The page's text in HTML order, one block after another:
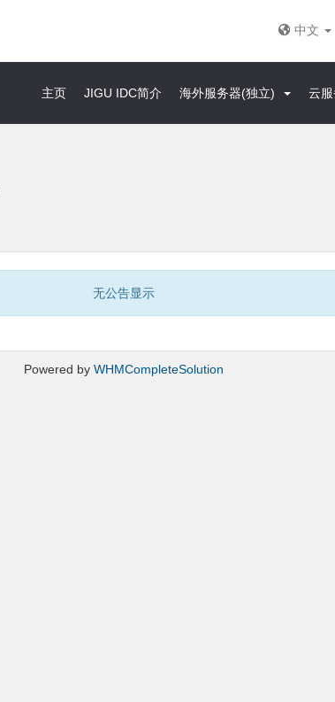
中文
主页 JIGU IDC简介 海外服务器(独立) 云
无公告显示
Powered byWHMCompleteSolution